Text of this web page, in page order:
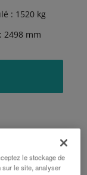
: 1520 kg
2498 mm
le stockage de
sur le site, analyser